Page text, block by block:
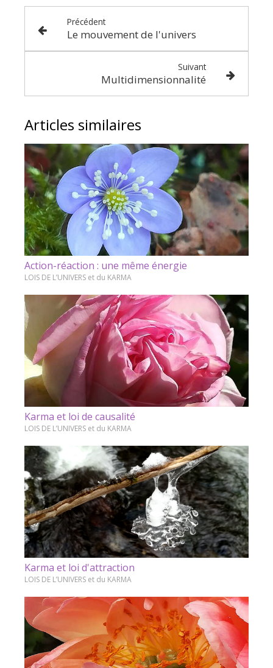
Précédent
Le mouvement de l'univers
Suivant
Multidimensionnalité
Articles similaires
Action-réaction : une même énergie
LOIS DE L’UNIVERS et du KARMA
Karma et loi de causalité
LOIS DE L’UNIVERS et du KARMA
Karma et loi d'attraction
LOIS DE L’UNIVERS et du KARMA